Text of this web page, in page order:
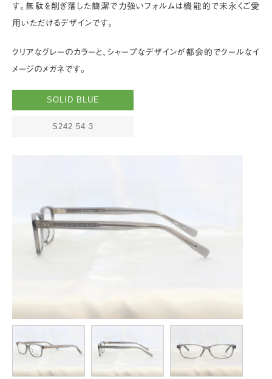
す。無駄を削ぎ落した簡潔で力強いフォルムは機能的で末永くご愛
用いただけるデザインです。
クリアなグレーのカラーと、シャープなデザインが都会的でクールなイ
メージのメガネです。
SOLID BLUE
S242 54 3